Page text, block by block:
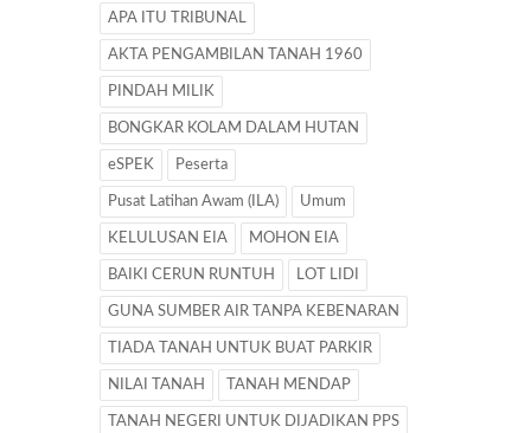
APA ITU TRIBUNAL
AKTA PENGAMBILAN TANAH 1960
PINDAH MILIK
BONGKAR KOLAM DALAM HUTAN
eSPEK Peserta
Pusat Latihan Awam (ILA) Umum
KELULUSAN EIA MOHON EIA
BAIKI CERUN RUNTUH LOT LIDI
GUNA SUMBER AIR TANPA KEBENARAN
TIADA TANAH UNTUK BUAT PARKIR
NILAI TANAH TANAH MENDAP
TANAH NEGERI UNTUK DIJADIKAN PPS